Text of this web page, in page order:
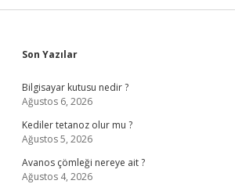
Sidebar
Son Yazılar
Bilgisayar kutusu nedir ?
Ağustos 6, 2026
Kediler tetanoz olur mu ?
Ağustos 5, 2026
Avanos çömleği nereye ait ?
Ağustos 4, 2026